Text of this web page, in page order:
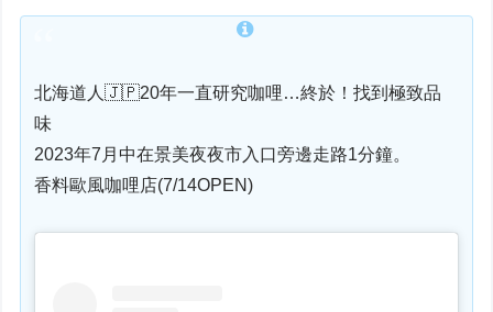
北海道人🇯🇵20年一直研究咖哩…終於！找到極致品
味
2023年7月中在景美夜夜市入口旁邊走路1分鐘。
香料歐風咖哩店(7/14OPEN)